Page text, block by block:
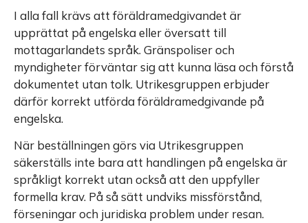
I alla fall krävs att föräldramedgivandet är
upprättat på engelska eller översatt till
mottagarlandets språk. Gränspoliser och
myndigheter förväntar sig att kunna läsa och förstå
dokumentet utan tolk. Utrikesgruppen erbjuder
därför korrekt utförda föräldramedgivande på
engelska.
När beställningen görs via Utrikesgruppen
säkerställs inte bara att handlingen på engelska är
språkligt korrekt utan också att den uppfyller
formella krav. På så sätt undviks missförstånd,
förseningar och juridiska problem under resan.